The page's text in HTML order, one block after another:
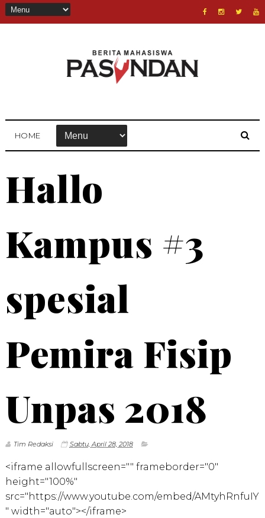
HOME
Hallo
Kampus #3
spesial
Pemira Fisip
Unpas 2018
Tim Redaksi Sabtu, April 28, 2018
<iframe allowfullscreen="" frameborder="0"
height="100%"
src="https://www.youtube.com/embed/AMtyhRnfuIY
" width="auto"></iframe>